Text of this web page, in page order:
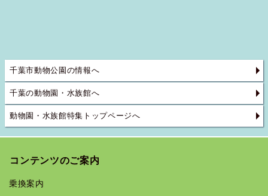
千葉市動物公園の情報へ
千葉の動物園・水族館へ
動物園・水族館特集トップページへ
コンテンツのご案内
乗換案内